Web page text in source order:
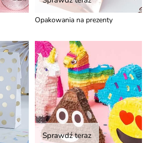
Opakowania na prezenty
Sprawdź teraz